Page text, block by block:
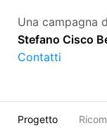
Una campagna
Stefano Cisco
Contatti
Progetto